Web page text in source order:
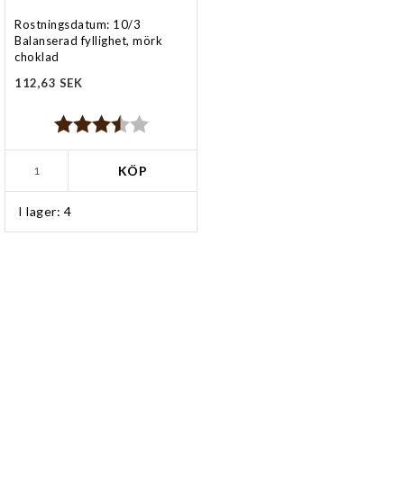
Rostningsdatum: 10/3
Balanserad fyllighet, mörk
choklad
112,63 SEK
I lager: 4
Betyg:
3.8 utav 5 stjärnor
KÖP